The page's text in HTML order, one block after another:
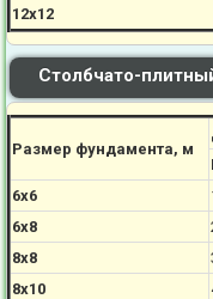
12х12
Столбчато-
Размер фундамента, м
6х6
6х8
8х8
8х10